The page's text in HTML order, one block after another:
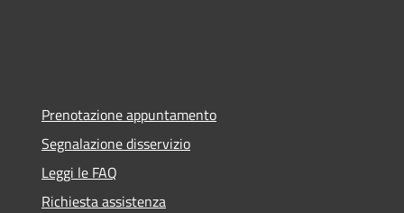
Prenotazione appuntamento
Segnalazione disservizio
Leggi le FAQ
Richiesta assistenza